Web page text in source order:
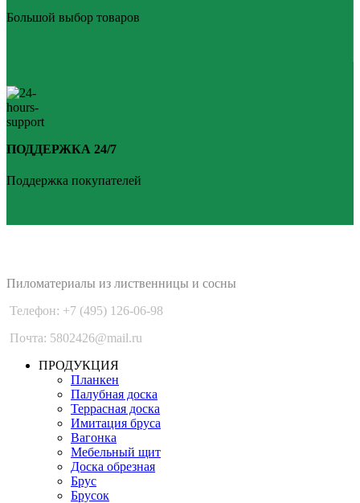
Большой выбор товаров
ПОДДЕРЖКА 24/7
Поддержка покупателей
Пиломатериалы из лиственницы и сосны
Телефон: +7 (495) 126-06-98
Почта: 5802426@mail.ru
ПРОДУКЦИЯ
Планкен
Палубная доска
Террасная доска
Имитация бруса
Вагонка
Мебельный щит
Доска обрезная
Брус
Брусок